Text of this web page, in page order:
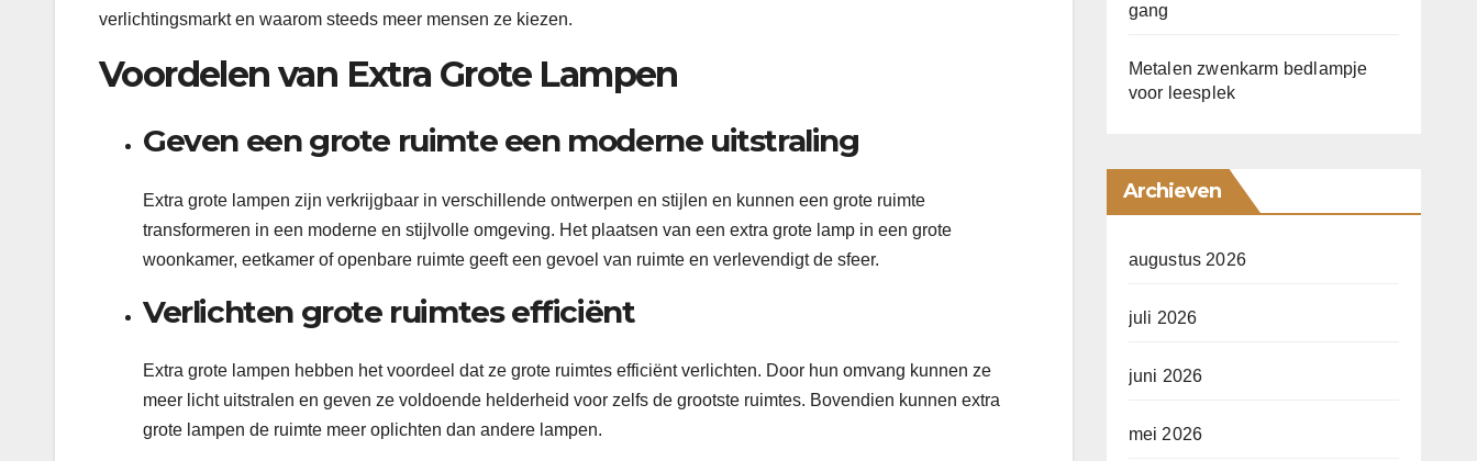
verlichtingsmarkt en waarom steeds meer mensen ze kiezen.
Voordelen van Extra Grote Lampen
Geven een grote ruimte een moderne uitstraling
Extra grote lampen zijn verkrijgbaar in verschillende ontwerpen en stijlen en kunnen een grote ruimte
transformeren in een moderne en stijlvolle omgeving. Het plaatsen van een extra grote lamp in een grote
woonkamer, eetkamer of openbare ruimte geeft een gevoel van ruimte en verlevendigt de sfeer.
Verlichten grote ruimtes efficiënt
Extra grote lampen hebben het voordeel dat ze grote ruimtes efficiënt verlichten. Door hun omvang kunnen ze
meer licht uitstralen en geven ze voldoende helderheid voor zelfs de grootste ruimtes. Bovendien kunnen extra
grote lampen de ruimte meer oplichten dan andere lampen.
gang
Metalen zwenkarm bedlampje
voor leesplek
Archieven
augustus 2026
juli 2026
juni 2026
mei 2026